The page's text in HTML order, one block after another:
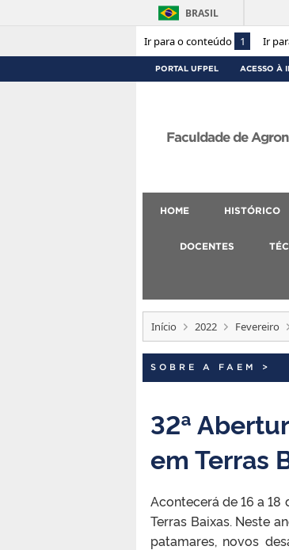
Ir para o conteúdo 1 Ir
BRASIL
PORTAL UFPEL ACESSO À
Faculdade de
HOME HISTÓRICO
DOCENTES
Início 2022 Fevereiro
SOBRE A FAEM >
32ª
em Terras
Acontecerá de 16 a
Terras Baixas. Neste
patamares, novos